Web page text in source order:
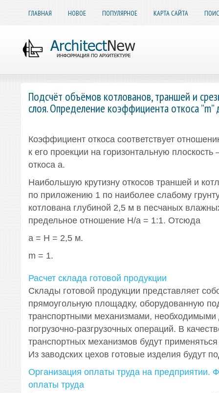
ГЛАВНАЯ НОВОЕ ПОПУЛЯРНОЕ КАРТА САЙТА
Подсчёт объёмов котлованов, траншей и
слоя. Определение коэффициента откоса ”m”
Коэффициент откоса соответствует
к его проекции на горизонтальную
откоса a.
Наибольшую крутизну откосов траншей и
по приложению 1 по наиболее слабому
котлована глубиной 2,5 м в песчаных
предельное отношение H/a = 1:1. Отсюда
a = H = 2,5 м.
m = 1.
Расчет склада готовой продукции
Склады готовой продукции представляет
прямоугольную площадку, оборудованную
транспортными механизмами, необходимыми
погрузочно-разгрузочных операций. В
транспортных механизмов будут
Из заводских цехов готовые изделия будут
Организация оплаты труда на предприятии.
оплаты труда